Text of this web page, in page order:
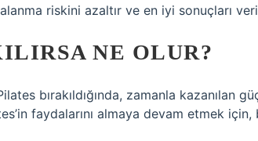
riskini azaltır ve en iyi sonuçları
NE OLUR?
bırakıldığında, zamanla kazanılan
faydalarını almaya devam etmek